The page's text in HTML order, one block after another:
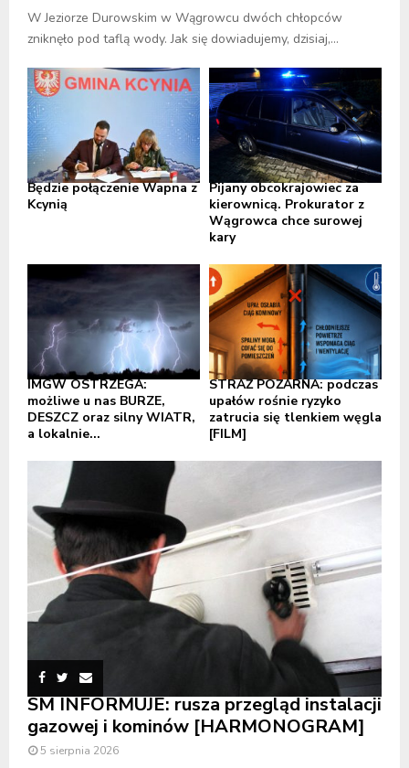
W Jeziorze Durowskim w Wągrowcu dwóch chłopców
zniknęło pod taflą wody. Jak się dowiadujemy, dzisiaj,...
Będzie połączenie Wapna z
Kcynią
Pijany obcokrajowiec za
kierownicą. Prokurator z
Wągrowca chce surowej
kary
IMGW OSTRZEGA:
możliwe u nas BURZE,
DESZCZ oraz silny WIATR,
a lokalnie...
STRAŻ POŻARNA: podczas
upałów rośnie ryzyko
zatrucia się tlenkiem węgla
[FILM]
SM INFORMUJE: rusza przegląd instalacji
gazowej i kominów [HARMONOGRAM]
5 sierpnia 2026